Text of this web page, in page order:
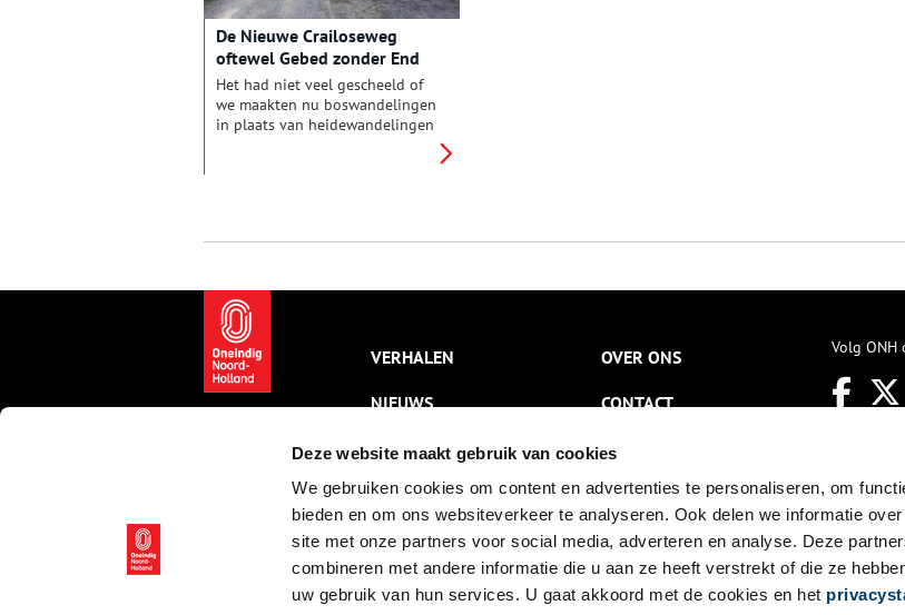
Deze website maakt gebruik van cookies
We gebruiken cookies om content en advertenties te personaliseren, om
bieden en om ons websiteverkeer te analyseren. Ook delen we informatie
site met onze partners voor social media, adverteren en analyse. Deze
combineren met andere informatie die u aan ze heeft verstrekt of die ze
uw gebruik van hun services. U gaat akkoord met de cookies en het
De Nieuwe Crailoseweg
oftewel Gebed zonder End
Het had niet veel gescheeld of
we maakten nu boswandelingen
in plaats van heidewandelingen
Nieuwe Crailoseweg werden
VERHALEN
NIEUWS
KALENDER
THEMA’S
ACTIVITEITEN
VIDEO’S
OVER ONS
CONTACT
NIEUWSBRIEF
DISCLAIMER
PRIVACY
TOEGANKELIJKHEID
Volg ONH